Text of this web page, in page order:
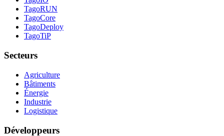
TagoRUN
TagoCore
TagoDeploy
TagoTiP
Secteurs
Agriculture
Bâtiments
Énergie
Industrie
Logistique
Développeurs